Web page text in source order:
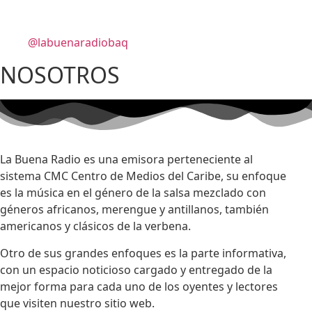
@labuenaradiobaq
NOSOTROS
La Buena Radio es una emisora perteneciente al
sistema CMC Centro de Medios del Caribe, su enfoque
es la música en el género de la salsa mezclado con
géneros africanos, merengue y antillanos, también
americanos y clásicos de la verbena.
Otro de sus grandes enfoques es la parte informativa,
con un espacio noticioso cargado y entregado de la
mejor forma para cada uno de los oyentes y lectores
que visiten nuestro sitio web.